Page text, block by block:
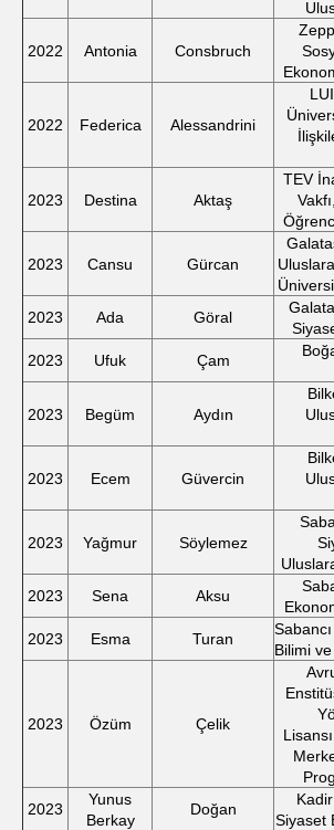
2022 Antonia Consbruch
2022 Federica Alessandrini
2023 Destina Aktaş
TEV
2023 Cansu Gürcan
2023
Ada Göral
2023
Ufuk Çam
2023 Begüm Aydın
2023 Ecem Güvercin
2023 Yağmur Söylemez
2023
Sena Aksu
2023
Esma Turan
Bilimi
2023 Özüm Çelik
2023
Yunus
Berkay
Doğan
Siyaset